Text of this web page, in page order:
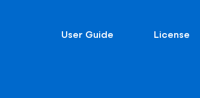
User Guide License